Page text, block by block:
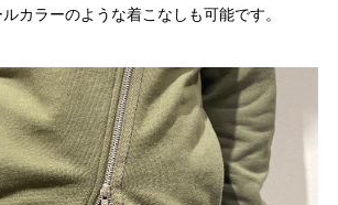
カラーのような着こなしも可能です。